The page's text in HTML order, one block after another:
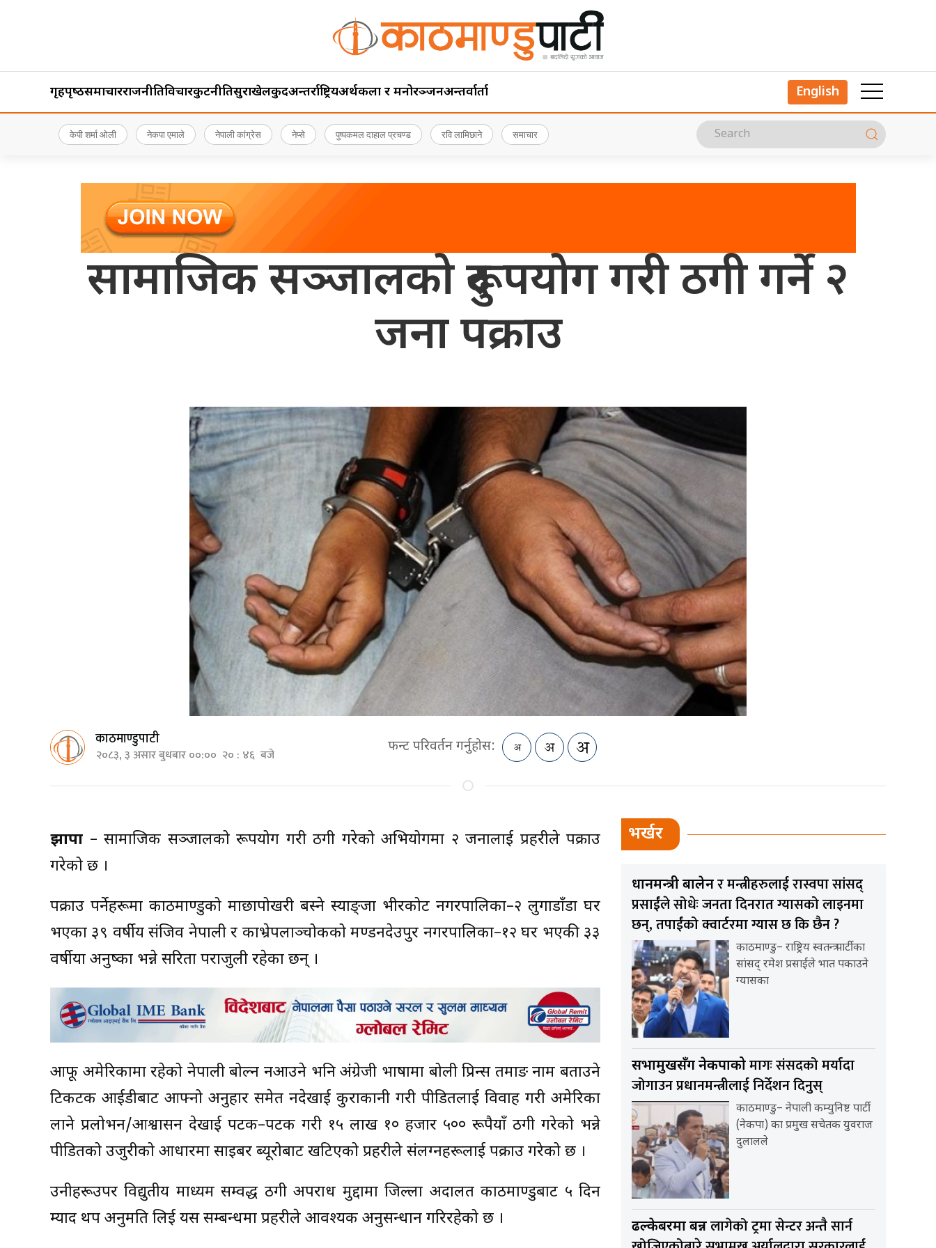
गृहपृष्‍ठसमाचारराजनीतिविचारकुटनीतिसुरक्षाखेलकुदअन्तर्राष्ट्रियअर्थकला र मनोरञ्जनअन्तर्वार्ता English
केपी शर्मा ओली नेकपा एमाले नेपाली कांग्रेस नेप्से पुष्पकमल दाहाल प्रचण्ड रवि लामिछाने समाचार
सामाजिक सञ्जालको दुरूपयोग गरी ठगी गर्ने २
जना पक्राउ
काठमाण्डुपाटी
२०८३, ३ असार बुधबार ००:०० २० : ४६ बजे फन्ट परिवर्तन गर्नुहोस:
झापा – सामाजिक सञ्जालको दुरूपयोग गरी ठगी गरेको अभियोगमा २ जनालाई प्रहरीले पक्राउ
गरेको छ ।
पक्राउ पर्नेहरूमा काठमाण्डुको माछापोखरी बस्ने स्याङ्जा भीरकोट नगरपालिका–२ लुगाडाँडा घर
भएका ३९ वर्षीय संजिव नेपाली र काभ्रेपलाञ्चोकको मण्डनदेउपुर नगरपालिका–१२ घर भएकी ३३
वर्षीया अनुष्का भन्ने सरिता पराजुली रहेका छन् ।
आफू अमेरिकामा रहेको नेपाली बोल्न नआउने भनि अंग्रेजी भाषामा बोली प्रिन्स तमाङ नाम बताउने
टिकटक आईडीबाट आफ्नो अनुहार समेत नदेखाई कुराकानी गरी पीडितलाई विवाह गरी अमेरिका
लाने प्रलोभन/आश्वासन देखाई पटक–पटक गरी १५ लाख १० हजार ५०० रूपैयाँ ठगी गरेको भन्ने
पीडितको उजुरीको आधारमा साइबर ब्यूरोबाट खटिएको प्रहरीले संलग्नहरूलाई पक्राउ गरेको छ ।
उनीहरूउपर विद्युतीय माध्यम सम्वद्ध ठगी अपराध मुद्दामा जिल्ला अदालत काठमाण्डुबाट ५ दिन
म्याद थप अनुमति लिई यस सम्बन्धमा प्रहरीले आवश्यक अनुसन्धान गरिरहेको छ ।
भर्खर
प्रधानमन्त्री बालेनर मन्त्रीहरुलाई रास्वपा सांसद्
प्रसाईंले सोधेः जनता दिनरात ग्यासको लाइनमा
छन्, तपाईंको क्वार्टरमा ग्यास छ कि छैन ?
काठमाण्डु– राष्ट्रिय स्वतन्त्र पार्टीका
सांसद् रमेश प्रसाईंले भात पकाउने
ग्यासका
सभामुखसँग नेकपाकोमागः संसदको मर्यादा
जोगाउन प्रधानमन्त्रीलाई निर्देशन दिनुस्
काठमाण्डु– नेपाली कम्युनिष्ट पार्टी
(नेकपा) का प्रमुख सचेतक युवराज
दुलालले
ढल्केबरमा बन्नलागेको ट्रमा सेन्टर अन्तै सार्न